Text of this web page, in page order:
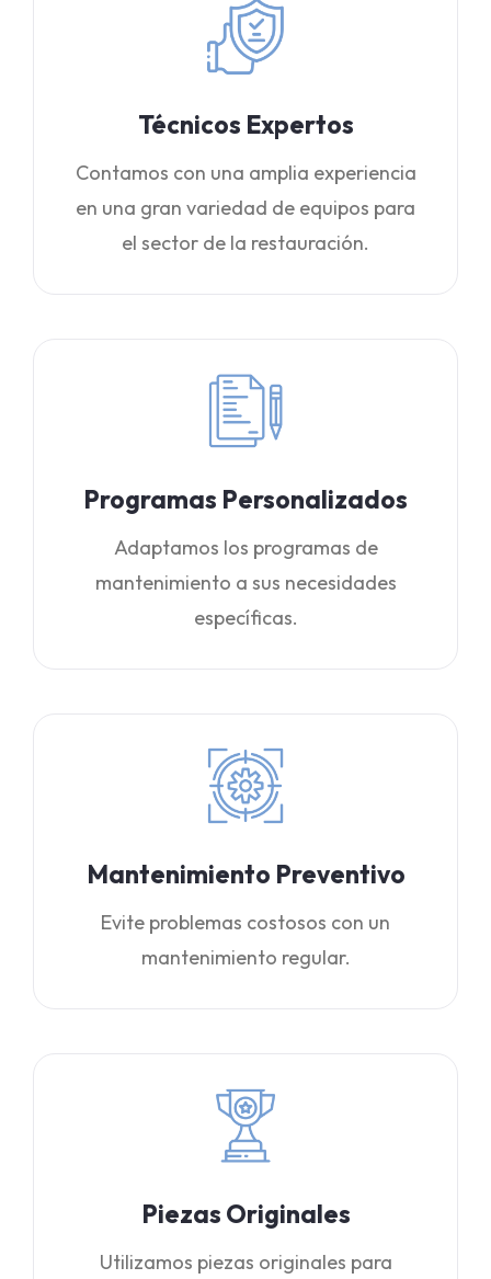
Técnicos Expertos
Contamos con una amplia experiencia
en una gran variedad de equipos para
el sector de la restauración.
Programas Personalizados
Adaptamos los programas de
mantenimiento a sus necesidades
específicas.
Mantenimiento Preventivo
Evite problemas costosos con un
mantenimiento regular.
Piezas Originales
Utilizamos piezas originales para